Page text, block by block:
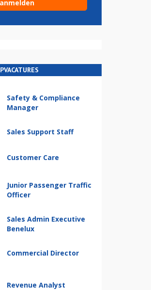
Safety & Compliance
Manager
Sales Support Staff
Customer Care
Junior Passenger Traffic
Officer
Sales Admin Executive
Benelux
Commercial Director
Revenue Analyst